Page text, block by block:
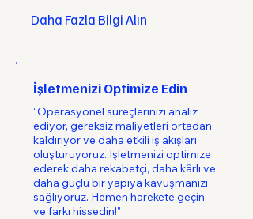
Daha Fazla Bilgi Alın
İşletmenizi Optimize Edin
“Operasyonel süreçlerinizi analiz
ediyor, gereksiz maliyetleri ortadan
kaldırıyor ve daha etkili iş akışları
oluşturuyoruz. İşletmenizi optimize
ederek daha rekabetçi, daha kârlı ve
daha güçlü bir yapıya kavuşmanızı
sağlıyoruz. Hemen harekete geçin
ve farkı hissedin!”